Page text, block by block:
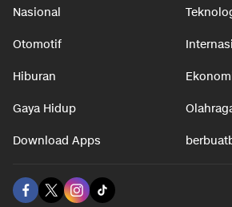
Nasional
Otomotif
Hiburan
Gaya Hidup
Download Apps